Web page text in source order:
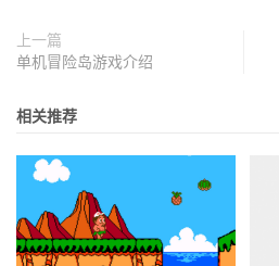
上一篇
单机冒险岛游戏介绍
相关推荐